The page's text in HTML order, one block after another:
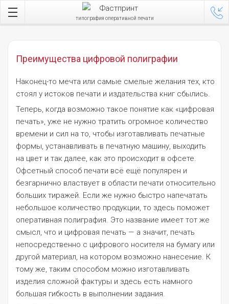
типография оперативной печати
Преимущества цифровой полиграфии
Наконец-то мечта или самые смелые желания тех, кто
стоял у истоков печати и издательства книг сбылись.
Теперь, когда возможно такое понятие как «цифровая
печать», уже не нужно тратить огромное количество
времени и сил на то, чтобы изготавливать печатные
формы, устанавливать в печатную машину, выходить
на цвет и так далее, как это происходит в офсете.
Офсетный способ печати всё ещё популярен и
безгарнично властвует в области печати относительно
больших тиражей. Если же нужно быстро напечатать
небольшое количество продукции, то здесь поможет
оперативная полиграфия. Это название имеет тот же
смысл, что и цифровая печать — а значит, печать
непосредственно с цифрового носителя на бумагу или
другой материал, на котором возможно нанесение. К
тому же, таким способом можно изготавливать
изделия сложной фактуры и здесь есть намного
большая гибкость в выполнении задания.